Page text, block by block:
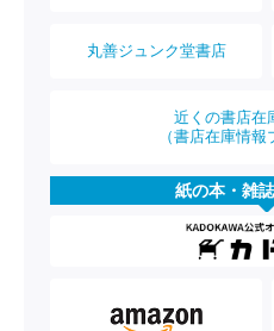
丸善ジュンク堂書店
近くの書店在
（書店在庫情報
紙の本・雑